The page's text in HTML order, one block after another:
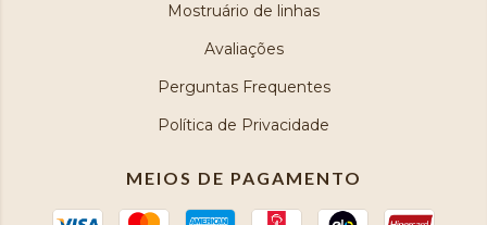
Mostruário de linhas
Avaliações
Perguntas Frequentes
Política de Privacidade
MEIOS DE PAGAMENTO